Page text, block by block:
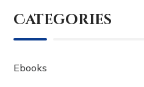
Categories
Ebooks